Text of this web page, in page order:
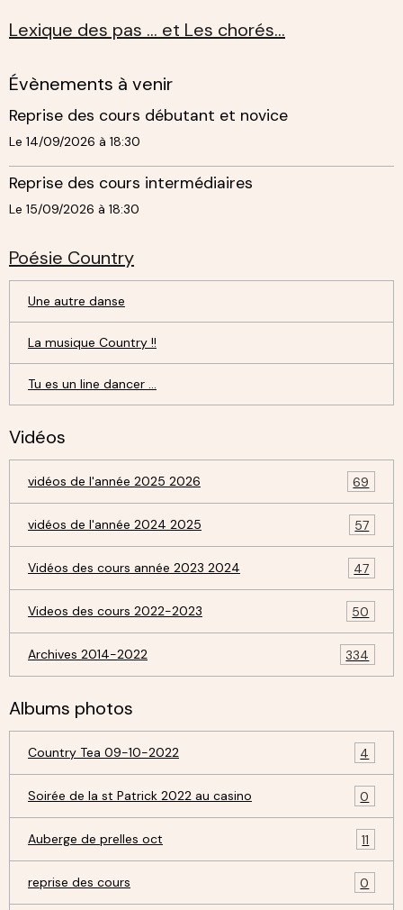
Lexique des pas ... et Les chorés...
Évènements à venir
Reprise des cours débutant et novice
Le 14/09/2026 à 18:30
Reprise des cours intermédiaires
Le 15/09/2026 à 18:30
Poésie Country
Une autre danse
La musique Country !!
Tu es un line dancer ...
Vidéos
vidéos de l'année 2025 2026 69
vidéos de l'année 2024 2025 57
Vidéos des cours année 2023 2024 47
Videos des cours 2022-2023 50
Archives 2014-2022 334
Albums photos
Country Tea 09-10-2022 4
Soirée de la st Patrick 2022 au casino 0
Auberge de prelles oct 11
reprise des cours 0